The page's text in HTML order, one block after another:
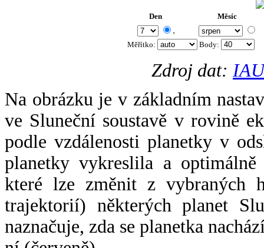
Den Měsíc
.
Měřítko: Body:
Zdroj dat:
Na obrázku je v základním
ve Sluneční soustavě v rovině
podle vzdálenosti planetky v
planetky vykreslila a
které lze změnit z vybraných
trajektorií) některých planet
naznačuje, zda se planetka